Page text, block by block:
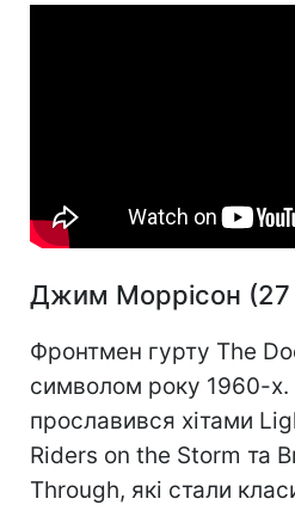
Джим Моррісон (27
Фронтмен гурту The
символом року 1960-х.
прославився хітами
Riders on the Storm та
Through, які стали